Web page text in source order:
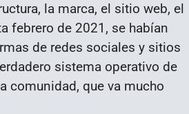
la marca, el sitio web, el
febrero de 2021, se habían
de redes sociales y sitios
sistema operativo de
comunidad, que va mucho